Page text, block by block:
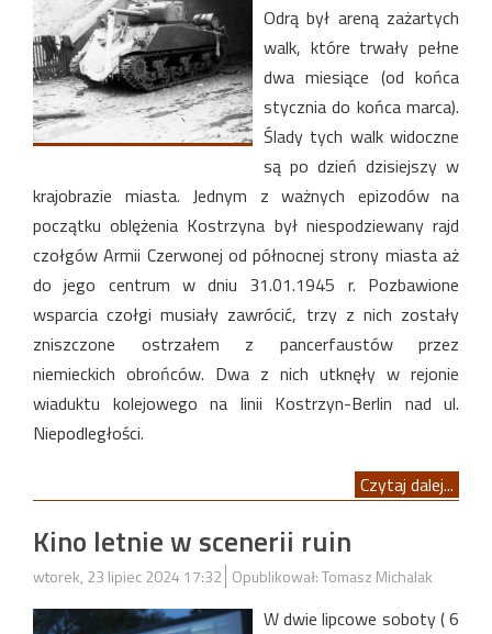
Odrą był areną zażartych
walk, które trwały pełne
dwa miesiące (od końca
stycznia do końca marca).
Ślady tych walk widoczne
są po dzień dzisiejszy w
krajobrazie miasta. Jednym z ważnych epizodów na
początku oblężenia Kostrzyna był niespodziewany rajd
czołgów Armii Czerwonej od północnej strony miasta aż
do jego centrum w dniu 31.01.1945 r. Pozbawione
wsparcia czołgi musiały zawrócić, trzy z nich zostały
zniszczone ostrzałem z pancerfaustów przez
niemieckich obrońców. Dwa z nich utknęły w rejonie
wiaduktu kolejowego na linii Kostrzyn-Berlin nad ul.
Niepodległości.
Czytaj dalej...
Kino letnie w scenerii ruin
wtorek, 23 lipiec 2024 17:32 Opublikował: Tomasz Michalak
W dwie lipcowe soboty ( 6